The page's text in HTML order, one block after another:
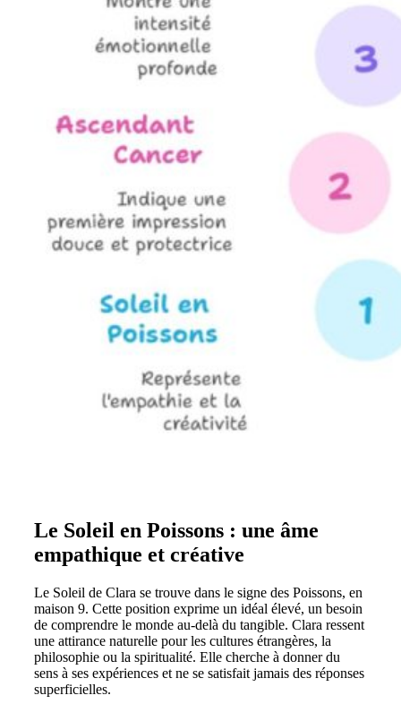
Le Soleil en Poissons : une âme
empathique et créative
Le Soleil de Clara se trouve dans le signe des Poissons, en
maison 9. Cette position exprime un idéal élevé, un besoin
de comprendre le monde au-delà du tangible. Clara ressent
une attirance naturelle pour les cultures étrangères, la
philosophie ou la spiritualité. Elle cherche à donner du
sens à ses expériences et ne se satisfait jamais des réponses
superficielles.